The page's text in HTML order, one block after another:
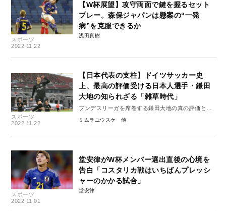
スポーツ
2022.11.22
【W杯展望】攻守両面で鍵を握るセット
プレー。森保ジャパンは懸案の“一発
病”を克服できるか
浅田真樹
スポーツ
2022.11.22
【日本代表の支柱】ドイツサッカー史
上、最高の評価受ける日本人選手・鎌田
大地の知られざる「雑草時代」
ブンデスリーガを席巻する鎌田大地の真の評価と経
ミムラユウスケ
スポーツ
2022.11.01
堂安律がW杯メンバー選出直後の心境を
告白「コスタリカ戦はいちばんプレッシ
ャーのかかる試合」
堂安律